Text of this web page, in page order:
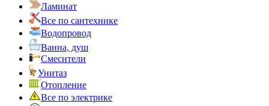
Ламинат
Все по сантехнике
Водопровод
Ванна, душ
Смесители
Унитаз
Отопление
Все по электрике